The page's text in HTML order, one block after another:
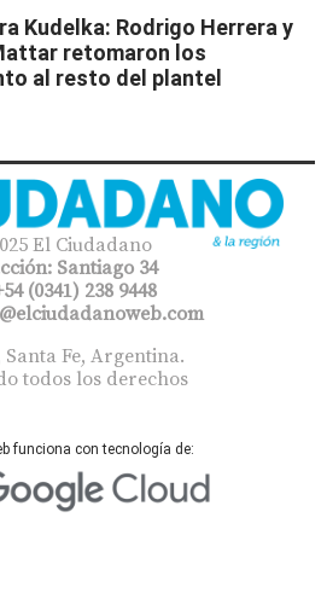
Kudelka: Rodrigo Herrera y
retomaron los
al resto del plantel
El Ciudadano
Santiago 34
(0341) 238 9448
Santa Fe, Argentina.
todos los derechos
funciona con tecnología de: